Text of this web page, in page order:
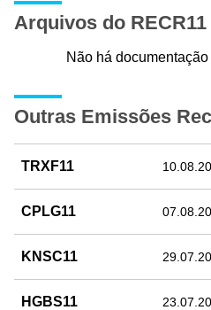
Arquivos do RECR11
Não há
Outras Emissões
TRXF11
CPLG11
KNSC11
HGBS11